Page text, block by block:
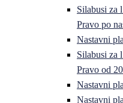
Silabusi za
Pravo po
Nastavni
Silabusi za
Pravo od
Nastavni
Nastavni